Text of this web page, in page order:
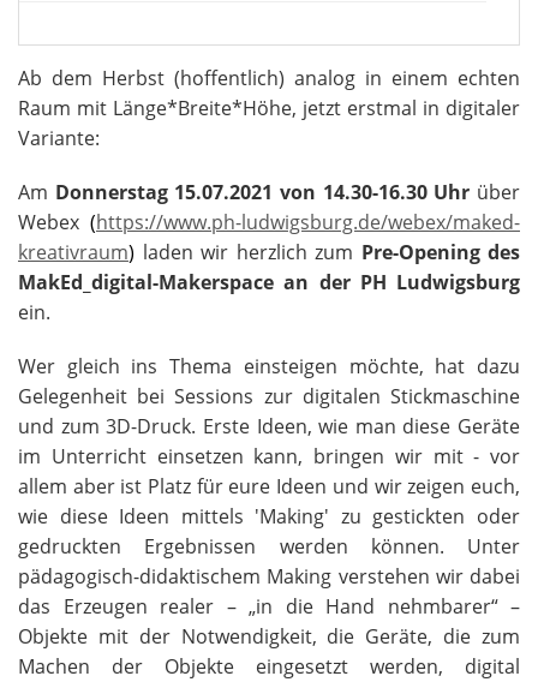
Ab dem Herbst (hoffentlich) analog in einem echten
Raum mit Länge*Breite*Höhe, jetzt erstmal in digitaler
Variante:
Am Donnerstag 15.07.2021 von 14.30-16.30 Uhr über
Webex (https://www.ph-ludwigsburg.de/webex/maked-
kreativraum) laden wir herzlich zum Pre-Opening des
MakEd_digital-Makerspace an der PH Ludwigsburg
ein.
Wer gleich ins Thema einsteigen möchte, hat dazu
Gelegenheit bei Sessions zur digitalen Stickmaschine
und zum 3D-Druck. Erste Ideen, wie man diese Geräte
im Unterricht einsetzen kann, bringen wir mit - vor
allem aber ist Platz für eure Ideen und wir zeigen euch,
wie diese Ideen mittels 'Making' zu gestickten oder
gedruckten Ergebnissen werden können. Unter
pädagogisch-didaktischem Making verstehen wir dabei
das Erzeugen realer – „in die Hand nehmbarer“ –
Objekte mit der Notwendigkeit, die Geräte, die zum
Machen der Objekte eingesetzt werden, digital